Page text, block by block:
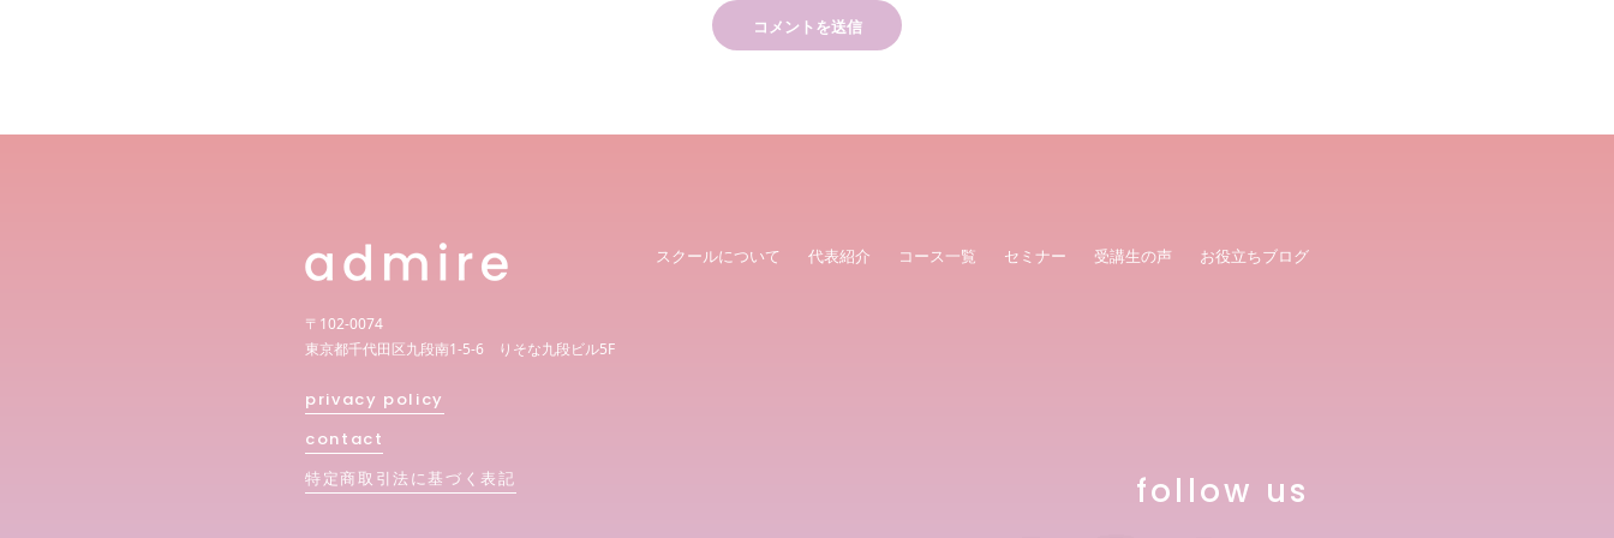
スクールについて 代表紹介 コース一覧 セミナー 受講生の声 お役立ちブログ
〒102-0074
東京都千代田区九段南1-5-6 りそな九段ビル5F
privacy policy
contact
特定商取引法に基づく表記
follow us